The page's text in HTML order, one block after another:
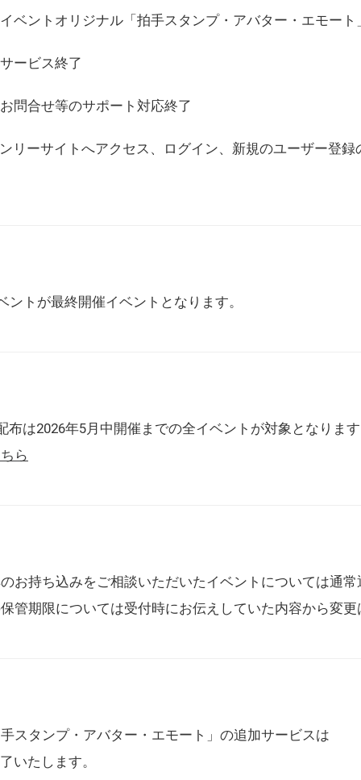
ベントオリジナル「拍手スタンプ・アバター・エモート
ービス終了
問合せ等のサポート対応終了
リーサイトへアクセス、ログイン、新規のユーザー登
ントが最終開催イベントとなります。
布は2026年5月中開催までの全イベントが対象となりま
ら
お持ち込みをご相談いただいたイベントについては通
管期限については受付時にお伝えしていた内容から変
スタンプ・アバター・エモート」の追加サービスは
いたします。